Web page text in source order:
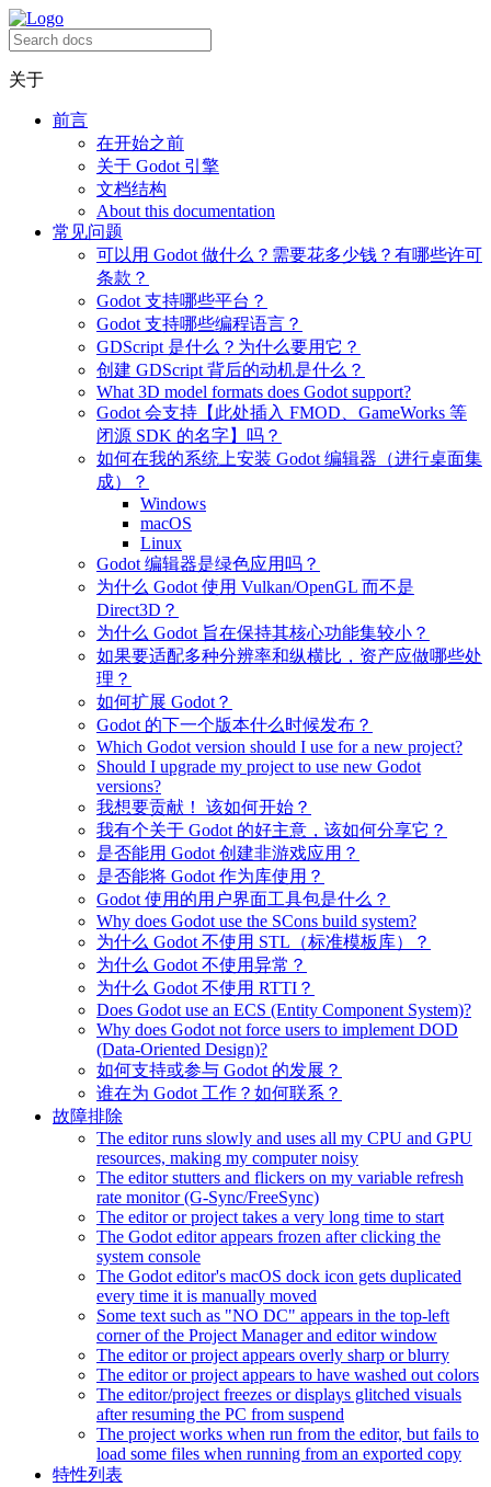
关于
前言
在开始之前
关于 Godot 引擎
文档结构
About this documentation
常见问题
可以用 Godot 做什么？需要花多少钱？有哪些许可
条款？
Godot 支持哪些平台？
Godot 支持哪些编程语言？
GDScript 是什么？为什么要用它？
创建 GDScript 背后的动机是什么？
What 3D model formats does Godot support?
Godot 会支持【此处插入 FMOD、GameWorks 等
闭源 SDK 的名字】吗？
如何在我的系统上安装 Godot 编辑器（进行桌面集
成）？
Windows
macOS
Linux
Godot 编辑器是绿色应用吗？
为什么 Godot 使用 Vulkan/OpenGL 而不是
Direct3D？
为什么 Godot 旨在保持其核心功能集较小？
如果要适配多种分辨率和纵横比，资产应做哪些处
理？
如何扩展 Godot？
Godot 的下一个版本什么时候发布？
Which Godot version should I use for a new project?
Should I upgrade my project to use new Godot
versions?
我想要贡献！ 该如何开始？
我有个关于 Godot 的好主意，该如何分享它？
是否能用 Godot 创建非游戏应用？
是否能将 Godot 作为库使用？
Godot 使用的用户界面工具包是什么？
Why does Godot use the SCons build system?
为什么 Godot 不使用 STL（标准模板库）？
为什么 Godot 不使用异常？
为什么 Godot 不使用 RTTI？
Does Godot use an ECS (Entity Component System)?
Why does Godot not force users to implement DOD
(Data-Oriented Design)?
如何支持或参与 Godot 的发展？
谁在为 Godot 工作？如何联系？
故障排除
The editor runs slowly and uses all my CPU and GPU
resources, making my computer noisy
The editor stutters and flickers on my variable refresh
rate monitor (G-Sync/FreeSync)
The editor or project takes a very long time to start
The Godot editor appears frozen after clicking the
system console
The Godot editor's macOS dock icon gets duplicated
every time it is manually moved
Some text such as "NO DC" appears in the top-left
corner of the Project Manager and editor window
The editor or project appears overly sharp or blurry
The editor or project appears to have washed out colors
The editor/project freezes or displays glitched visuals
after resuming the PC from suspend
The project works when run from the editor, but fails to
load some files when running from an exported copy
特性列表